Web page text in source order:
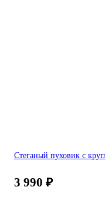
Стеганый пуховик c
3 990 ₽